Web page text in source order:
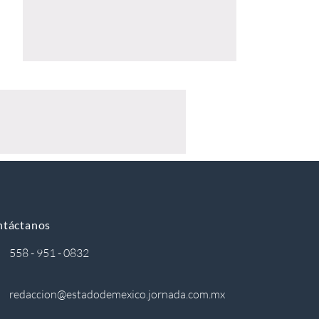
558 - 951 - 0832
redaccion@estadodemexico.jornada.com.mx